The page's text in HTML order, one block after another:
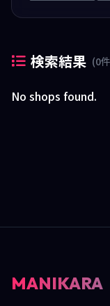
検索結果 (0
No shops found.
MANIKARA